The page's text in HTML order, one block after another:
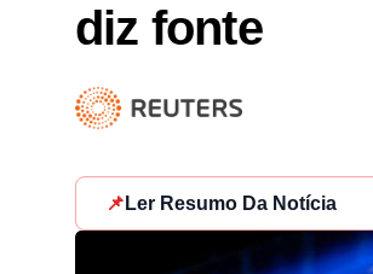
diz fonte
📌 Ler Resumo Da Notícia